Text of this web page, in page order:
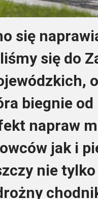
się
się do
biegnie
napraw
jak i
nie